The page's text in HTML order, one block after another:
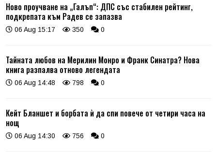
Ново проучване на „Галъп“: ДПС със стабилен рейтинг,
подкрепата към Радев се запазва
06 Aug 15:17 350 0
Тайната любов на Мерилин Монро и Франк Синатра? Нова
книга разпалва отново легендата
06 Aug 14:48 798 0
Кейт Бланшет и борбата ѝ да спи повече от четири часа на
нощ
06 Aug 14:30 756 0